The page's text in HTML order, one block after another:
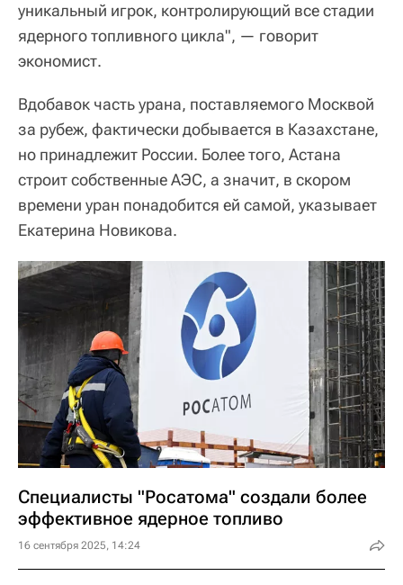
уникальный игрок, контролирующий все стадии
ядерного топливного цикла", — говорит
экономист.
Вдобавок часть урана, поставляемого Москвой
за рубеж, фактически добывается в Казахстане,
но принадлежит России. Более того, Астана
строит собственные АЭС, а значит, в скором
времени уран понадобится ей самой, указывает
Екатерина Новикова.
Специалисты "Росатома" создали более
эффективное ядерное топливо
16 сентября 2025, 14:24